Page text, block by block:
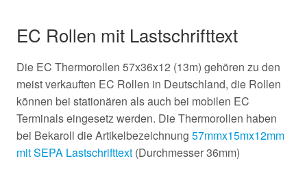
EC Rollen mit Lastschrifttext
Die EC Thermorollen 57x36x12 (13m) gehören zu den
meist verkauften EC Rollen in Deutschland, die Rollen
können bei stationären als auch bei mobilen EC
Terminals eingesetz werden. Die Thermorollen haben
bei Bekaroll die Artikelbezeichnung 57mmx15mx12mm
mit SEPA Lastschrifttext (Durchmesser 36mm)